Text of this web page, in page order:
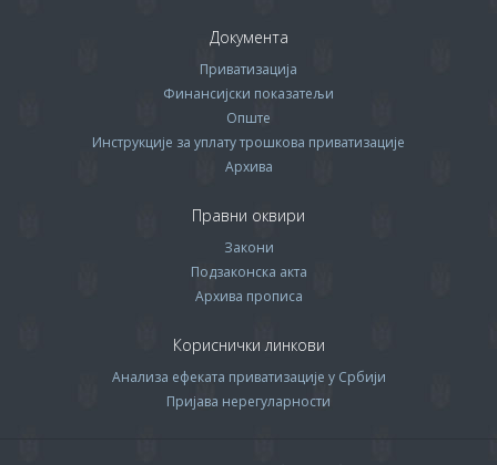
Документа
Приватизација
Финансијски показатељи
Опште
Инструкције за уплату трошкова приватизације
Архива
Правни оквири
Закони
Подзаконска акта
Архива прописa
Кориснички линкови
Анализа ефеката приватизације у Србији
Пријава нерегуларности